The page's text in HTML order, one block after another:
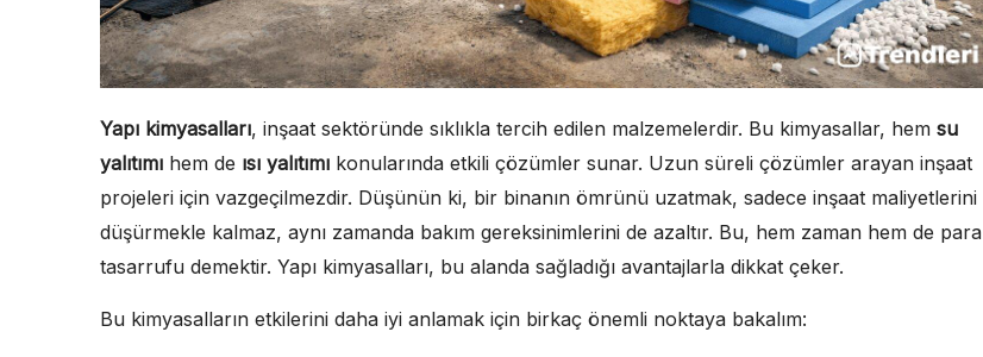
Yapı kimyasalları, inşaat sektöründe sıklıkla tercih edilen malzemelerdir. Bu kimyasallar, hem su
yalıtımı hem de ısı yalıtımı konularında etkili çözümler sunar. Uzun süreli çözümler arayan inşaat
projeleri için vazgeçilmezdir. Düşünün ki, bir binanın ömrünü uzatmak, sadece inşaat maliyetlerini
düşürmekle kalmaz, aynı zamanda bakım gereksinimlerini de azaltır. Bu, hem zaman hem de para
tasarrufu demektir. Yapı kimyasalları, bu alanda sağladığı avantajlarla dikkat çeker.
Bu kimyasalların etkilerini daha iyi anlamak için birkaç önemli noktaya bakalım: